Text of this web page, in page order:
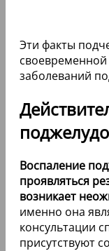
Эти факты
своевременной
заболеваний
Воспаление
проявляться
возникает
именно она
консультации
присутствуют